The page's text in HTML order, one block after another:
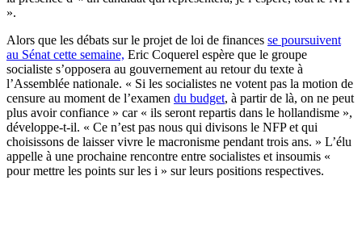
».
Alors que les débats sur le projet de loi de finances se poursuivent
au Sénat cette semaine, Eric Coquerel espère que le groupe
socialiste s’opposera au gouvernement au retour du texte à
l’Assemblée nationale. « Si les socialistes ne votent pas la motion de
censure au moment de l’examen du budget, à partir de là, on ne peut
plus avoir confiance » car « ils seront repartis dans le hollandisme »,
développe-t-il. « Ce n’est pas nous qui divisons le NFP et qui
choisissons de laisser vivre le macronisme pendant trois ans. » L’élu
appelle à une prochaine rencontre entre socialistes et insoumis «
pour mettre les points sur les i » sur leurs positions respectives.